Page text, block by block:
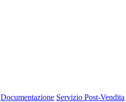
Documentazione Servizio Post-Vendita